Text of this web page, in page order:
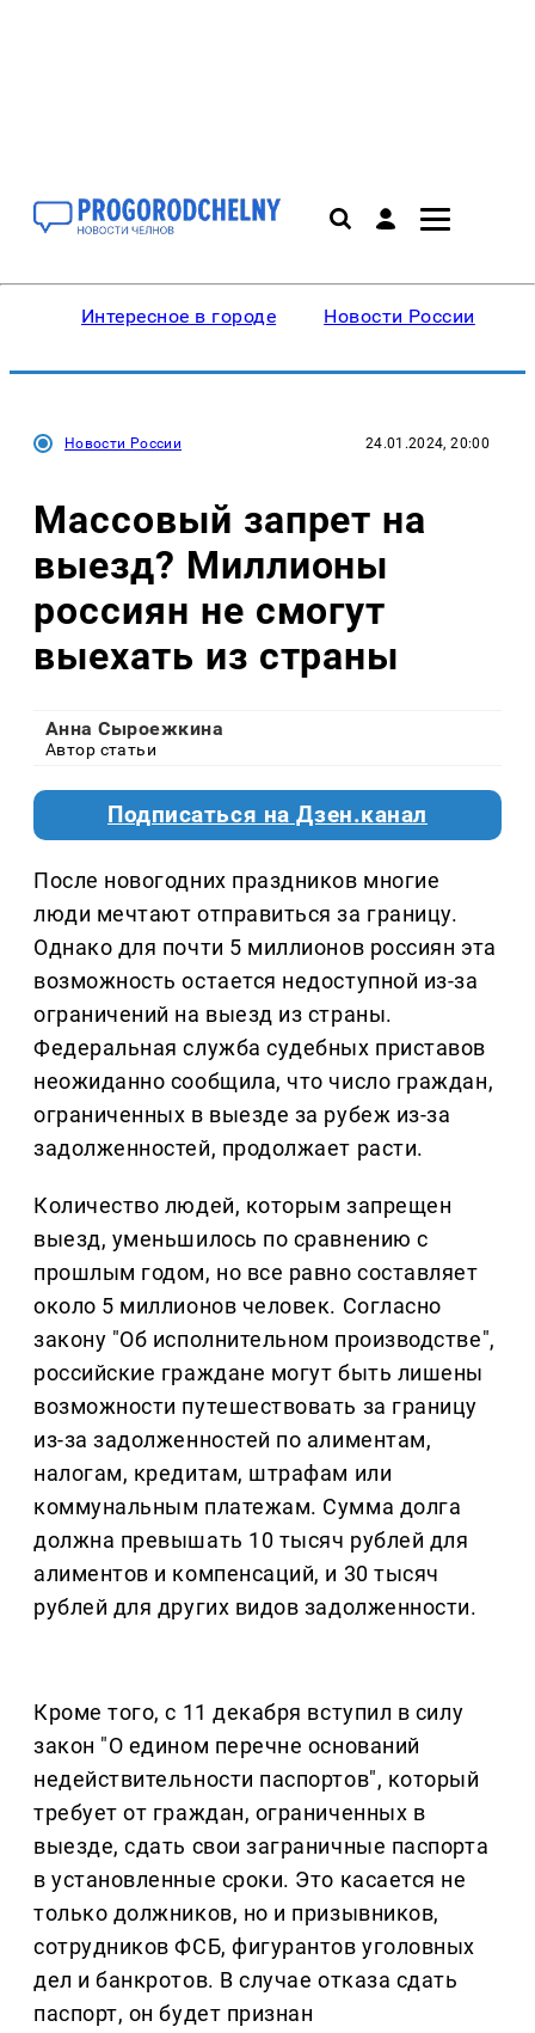
Интересное в городе Новости России
Новости России 24.01.2024, 20:00
Массовый запрет на
выезд? Миллионы
россиян не смогут
выехать из страны
Анна Сыроежкина
Автор статьи
Подписаться на Дзен.канал
После новогодних праздников многие
люди мечтают отправиться за границу.
Однако для почти 5 миллионов россиян эта
возможность остается недоступной из-за
ограничений на выезд из страны.
Федеральная служба судебных приставов
неожиданно сообщила, что число граждан,
ограниченных в выезде за рубеж из-за
задолженностей, продолжает расти.
Количество людей, которым запрещен
выезд, уменьшилось по сравнению с
прошлым годом, но все равно составляет
около 5 миллионов человек. Согласно
закону "Об исполнительном производстве",
российские граждане могут быть лишены
возможности путешествовать за границу
из-за задолженностей по алиментам,
налогам, кредитам, штрафам или
коммунальным платежам. Сумма долга
должна превышать 10 тысяч рублей для
алиментов и компенсаций, и 30 тысяч
рублей для других видов задолженности.
Кроме того, с 11 декабря вступил в силу
закон "О едином перечне оснований
недействительности паспортов", который
требует от граждан, ограниченных в
выезде, сдать свои заграничные паспорта
в установленные сроки. Это касается не
только должников, но и призывников,
сотрудников ФСБ, фигурантов уголовных
дел и банкротов. В случае отказа сдать
паспорт, он будет признан